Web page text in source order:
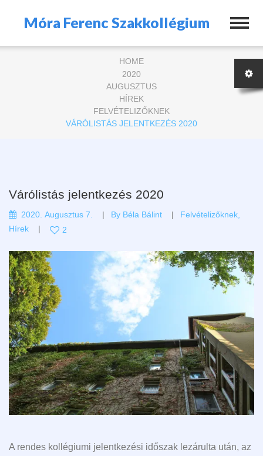
Móra Ferenc Szakkollégium
HOME
2020
AUGUSZTUS
HÍREK
FELVÉTELIZŐKNEK
VÁRÓLISTÁS JELENTKEZÉS 2020
Várólistás jelentkezés 2020
2020. Augusztus 7. By Béla Bálint Felvételizőknek
Hírek
2
A rendes kollégiumi jelentkezési időszak lezárulta után, az